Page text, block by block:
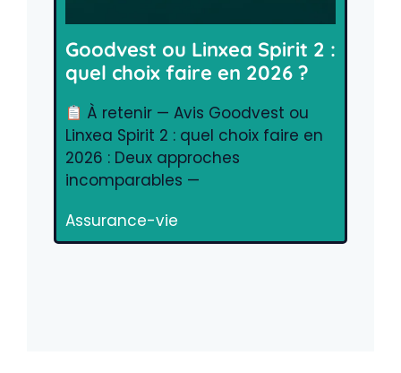
Goodvest ou Linxea Spirit 2 :
quel choix faire en 2026 ?
À retenir — Avis Goodvest ou
Linxea Spirit 2 : quel choix faire en
2026 : Deux approches
incomparables —
Assurance-vie